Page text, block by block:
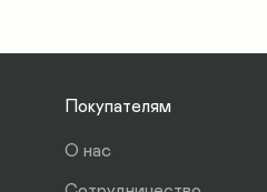
между собой и 1
Покупателям
О нас